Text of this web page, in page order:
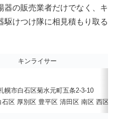
器の販売業者だけでなく、キ
駆けつけ隊に相見積もり取る
キンライサー
幌市白石区菊水元町五条2-3-10
区 厚別区 豊平区 清田区 南区 西区